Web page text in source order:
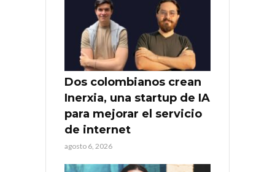
Dos colombianos crean
Inerxia, una startup de IA
para mejorar el servicio
de internet
agosto 6, 2026